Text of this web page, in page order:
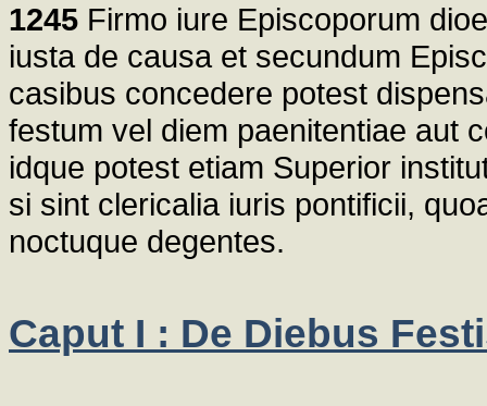
1245 Firmo iure Episcoporum
iusta de causa et secundum
casibus concedere potest
festum vel diem paenitentiae aut
idque potest etiam Superior
si sint clericalia iuris pontificii,
noctuque degentes.
Caput I : De Diebus